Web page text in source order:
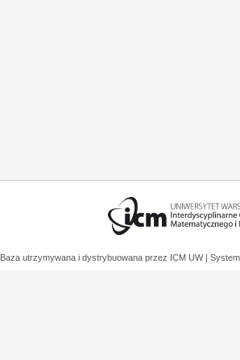
Baza utrzymywana i dystrybuowana przez ICM UW |